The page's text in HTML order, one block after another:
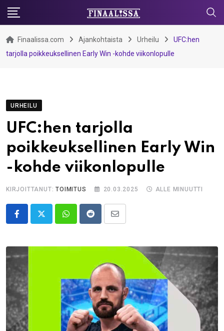
Skip
content
Finaalissa.com Ajankohtaista Urheilu
UFC:hen
tarjolla poikkeuksellinen Early Win -kohde viikonlopulle
URHEILU
UFC:hen tarjolla
poikkeuksellinen Early Win
-kohde viikonlopulle
KIRJOITTANUT:TOIMITUS 20.03.2025 ALLE MINUUTTI
WhatsappRedditShare
Email